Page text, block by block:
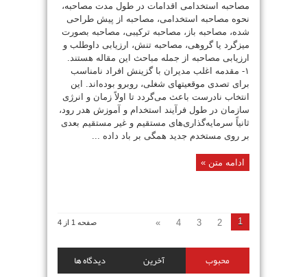
مصاحبه استخدامی اقدامات در طول مدت مصاحبه،
نحوه مصاحبه استخدامی، مصاحبه از پیش طراحی
شده، مصاحبه باز، مصاحبه ترکیبی، مصاحبه بصورت
میزگرد یا گروهی، مصاحبه تنش، ارزیابی داوطلب و
ارزیابی مصاحبه از جمله مباحث این مقاله هستند.
۱- مقدمه اغلب مدیران با گزینش افراد نامناسب
برای تصدی موقعیتهای شغلی، روبرو بوده‌اند. این
انتخاب نادرست باعث می‌گردد تا اولاً زمان و انرژی
سازمان در طول فرآیند استخدام و آموزش هدر رود،
ثانیاً سرمایه‌گذاری‌های مستقیم و غیر مستقیم بعدی
بر روی مستخدم جدید همگی بر باد داده ...
ادامه متن »
صفحه 1 از 4 1
2
3
4
»
محبوب آخرین
دیدگاه ها